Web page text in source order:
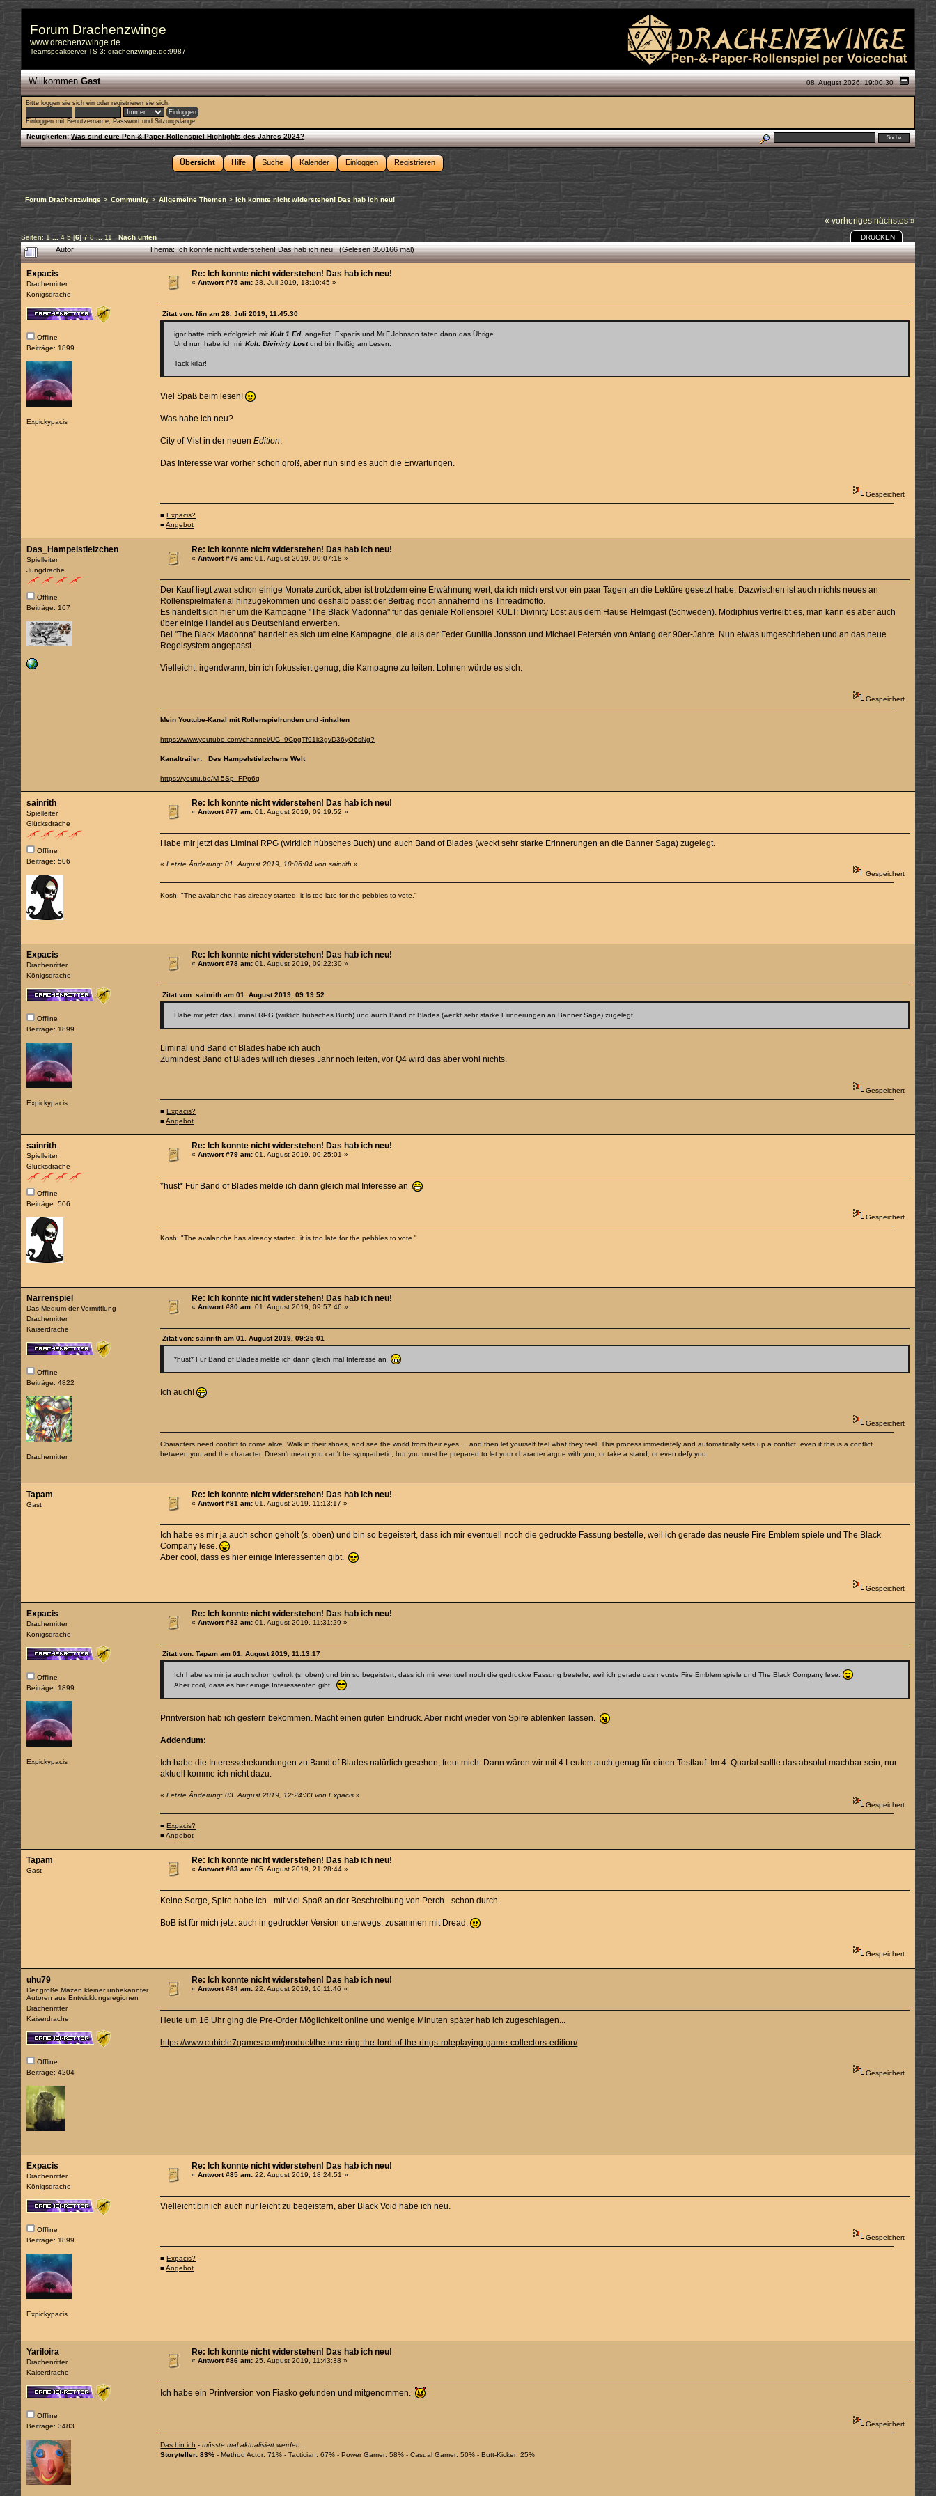
Forum Drachenzwinge
www.drachenzwinge.de
Teamspeakserver TS 3: drachenzwinge.de:9987
08. August 2026, 19:00:30
WillkommenGast
Bitte loggen sie sich ein oderregistrieren sie sich.
Einloggen mit Benutzername, Passwort und Sitzungslänge
Neuigkeiten: Was sind eure Pen-&-Paper-Rollenspiel Highlights des Jahres 2024?
Übersicht Hilfe Suche Kalender Einloggen Registrieren
Forum Drachenzwinge > Community> Allgemeine Themen> Ich konnte nicht widerstehen! Das hab ich neu!
« vorheriges nächstes »
Seiten: 1 4 5[6]7 8 ... 11 Nach unten DRUCKEN
Autor Thema: Ich konnte nicht widerstehen! Das hab ich neu! (Gelesen 350166 mal)
Expacis
Drachenritter
Königsdrache
Offline
Beiträge: 1899
Expickypacis
Re: Ich konnte nicht widerstehen! Das hab ich neu!
«Antwort #75 am: 28. Juli 2019, 13:10:45 »
Zitat von: Nin am 28. Juli 2019, 11:45:30
igor hatte mich erfolgreich mitKult 1.Ed. angefixt. Expacis und Mr.F.Johnson taten dann das Übrige.
Und nun habe ich mirKult: Divinirty Lostund bin fleißig am Lesen.
Tack killar!
Viel Spaß beim lesen!
Was habe ich neu?
City of Mist in der neuenEdition.
Das Interesse war vorher schon groß, aber nun sind es auch die Erwartungen.
Gespeichert
■Expacis?
■Angebot
Das_Hampelstielzchen
Spielleiter
Jungdrache
Offline
Beiträge: 167
Re: Ich konnte nicht widerstehen! Das hab ich neu!
«Antwort #76 am: 01. August 2019, 09:07:18 »
Der Kauf liegt zwar schon einige Monate zurück, aber ist trotzdem eine Erwähnung wert, da ich mich erst vor ein paar Tagen an die Lektüre gesetzt habe. Dazwischen ist auch nichts neues an
Rollenspielmaterial hinzugekommen und deshalb passt der Beitrag noch annähernd ins Threadmotto.
Es handelt sich hier um die Kampagne "The Black Madonna" für das geniale Rollenspiel KULT: Divinity Lost aus dem Hause Helmgast (Schweden). Modiphius vertreibt es, man kann es aber auch
über einige Handel aus Deutschland erwerben.
Bei "The Black Madonna" handelt es sich um eine Kampagne, die aus der Feder Gunilla Jonsson und Michael Petersén von Anfang der 90er-Jahre. Nun etwas umgeschrieben und an das neue
Regelsystem angepasst.
Vielleicht, irgendwann, bin ich fokussiert genug, die Kampagne zu leiten. Lohnen würde es sich.
Gespeichert
Mein Youtube-Kanal mit Rollenspielrunden und -inhalten
https://www.youtube.com/channel/UC_9CpgTf91k3gvD36yO6sNg?
Kanaltrailer: Des Hampelstielzchens Welt
https://youtu.be/M-5Sp_FPp6g
sainrith
Spielleiter
Glücksdrache
Offline
Beiträge: 506
Re: Ich konnte nicht widerstehen! Das hab ich neu!
«Antwort #77 am: 01. August 2019, 09:19:52 »
Habe mir jetzt das Liminal RPG (wirklich hübsches Buch) und auch Band of Blades (weckt sehr starke Erinnerungen an die Banner Saga) zugelegt.
«Letzte Änderung: 01. August 2019, 10:06:04 von sainrith »
Gespeichert
Kosh: "The avalanche has already started; it is too late for the pebbles to vote."
Expacis
Drachenritter
Königsdrache
Offline
Beiträge: 1899
Expickypacis
Re: Ich konnte nicht widerstehen! Das hab ich neu!
«Antwort #78 am: 01. August 2019, 09:22:30 »
Zitat von: sainrith am 01. August 2019, 09:19:52
Habe mir jetzt das Liminal RPG (wirklich hübsches Buch) und auch Band of Blades (weckt sehr starke Erinnerungen an Banner Sage) zugelegt.
Liminal und Band of Blades habe ich auch
Zumindest Band of Blades will ich dieses Jahr noch leiten, vor Q4 wird das aber wohl nichts.
Gespeichert
■ Expacis?
■Angebot
sainrith
Spielleiter
Glücksdrache
Offline
Beiträge: 506
Re: Ich konnte nicht widerstehen! Das hab ich neu!
«Antwort #79 am: 01. August 2019, 09:25:01 »
*hust* Für Band of Blades melde ich dann gleich mal Interesse an
Gespeichert
Kosh: "The avalanche has already started; it is too late for the pebbles to vote."
Narrenspiel
Das Medium der Vermittlung
Drachenritter
Kaiserdrache
Offline
Beiträge: 4822
Drachenritter
Re: Ich konnte nicht widerstehen! Das hab ich neu!
«Antwort #80 am: 01. August 2019, 09:57:46 »
Zitat von: sainrith am 01. August 2019, 09:25:01
*hust* Für Band of Blades melde ich dann gleich mal Interesse an
Ich auch!
Gespeichert
Characters need conflict to come alive. Walk in their shoes, and see the world from their eyes ... and then let yourself feel what they feel. This process immediately and automatically sets up a conflict, even if this is a conflict
between you and the character. Doesn't mean you can't be sympathetic, but you must be prepared to let your character argue with you, or take a stand, or even defy you.
Tapam
Gast
Re: Ich konnte nicht widerstehen! Das hab ich neu!
«Antwort #81 am: 01. August 2019, 11:13:17 »
Ich habe es mir ja auch schon geholt (s. oben) und bin so begeistert, dass ich mir eventuell noch die gedruckte Fassung bestelle, weil ich gerade das neuste Fire Emblem spiele und The Black
Company lese.
Aber cool, dass es hier einige Interessenten gibt.
Gespeichert
Expacis
Drachenritter
Königsdrache
Offline
Beiträge: 1899
Expickypacis
Re: Ich konnte nicht widerstehen! Das hab ich neu!
«Antwort #82 am: 01. August 2019, 11:31:29 »
Zitat von: Tapam am 01. August 2019, 11:13:17
Ich habe es mir ja auch schon geholt (s. oben) und bin so begeistert, dass ich mir eventuell noch die gedruckte Fassung bestelle, weil ich gerade das neuste Fire Emblem spiele und The Black Company lese.
Aber cool, dass es hier einige Interessenten gibt.
Printversion hab ich gestern bekommen. Macht einen guten Eindruck. Aber nicht wieder von Spire ablenken lassen.
Addendum:
Ich habe die Interessebekundungen zu Band of Blades natürlich gesehen, freut mich. Dann wären wir mit 4 Leuten auch genug für einen Testlauf. Im 4. Quartal sollte das absolut machbar sein, nur
aktuell komme ich nicht dazu.
«Letzte Änderung: 03. August 2019, 12:24:33 von Expacis »
Gespeichert
■Expacis?
■Angebot
Tapam
Gast
Re: Ich konnte nicht widerstehen! Das hab ich neu!
«Antwort #83 am: 05. August 2019, 21:28:44 »
Keine Sorge, Spire habe ich - mit viel Spaß an der Beschreibung von Perch - schon durch.
BoB ist für mich jetzt auch in gedruckter Version unterwegs, zusammen mit Dread.
Gespeichert
uhu79
Der große Mäzen kleiner unbekannter
Autoren aus Entwicklungsregionen
Drachenritter
Kaiserdrache
Offline
Beiträge: 4204
Re: Ich konnte nicht widerstehen! Das hab ich neu!
«Antwort #84 am: 22. August 2019, 16:11:46 »
Heute um 16 Uhr ging die Pre-Order Möglichkeit online und wenige Minuten später hab ich zugeschlagen...
https://www.cubicle7games.com/product/the-one-ring-the-lord-of-the-rings-roleplaying-game-collectors-edition/
Gespeichert
Expacis
Drachenritter
Königsdrache
Offline
Beiträge: 1899
Expickypacis
Re: Ich konnte nicht widerstehen! Das hab ich neu!
«Antwort #85 am: 22. August 2019, 18:24:51 »
Vielleicht bin ich auch nur leicht zu begeistern, aber Black Void habe ich neu.
Gespeichert
■ Expacis?
■Angebot
Yariloira
Drachenritter
Kaiserdrache
Offline
Beiträge: 3483
Re: Ich konnte nicht widerstehen! Das hab ich neu!
«Antwort #86 am: 25. August 2019, 11:43:38 »
Ich habe ein Printversion von Fiasko gefunden und mitgenommen.
Gespeichert
Das bin ich -müsste mal aktualisiert werden...
Storyteller: 83% - Method Actor: 71% - Tactician: 67% - Power Gamer: 58% - Casual Gamer: 50% - Butt-Kicker: 25%